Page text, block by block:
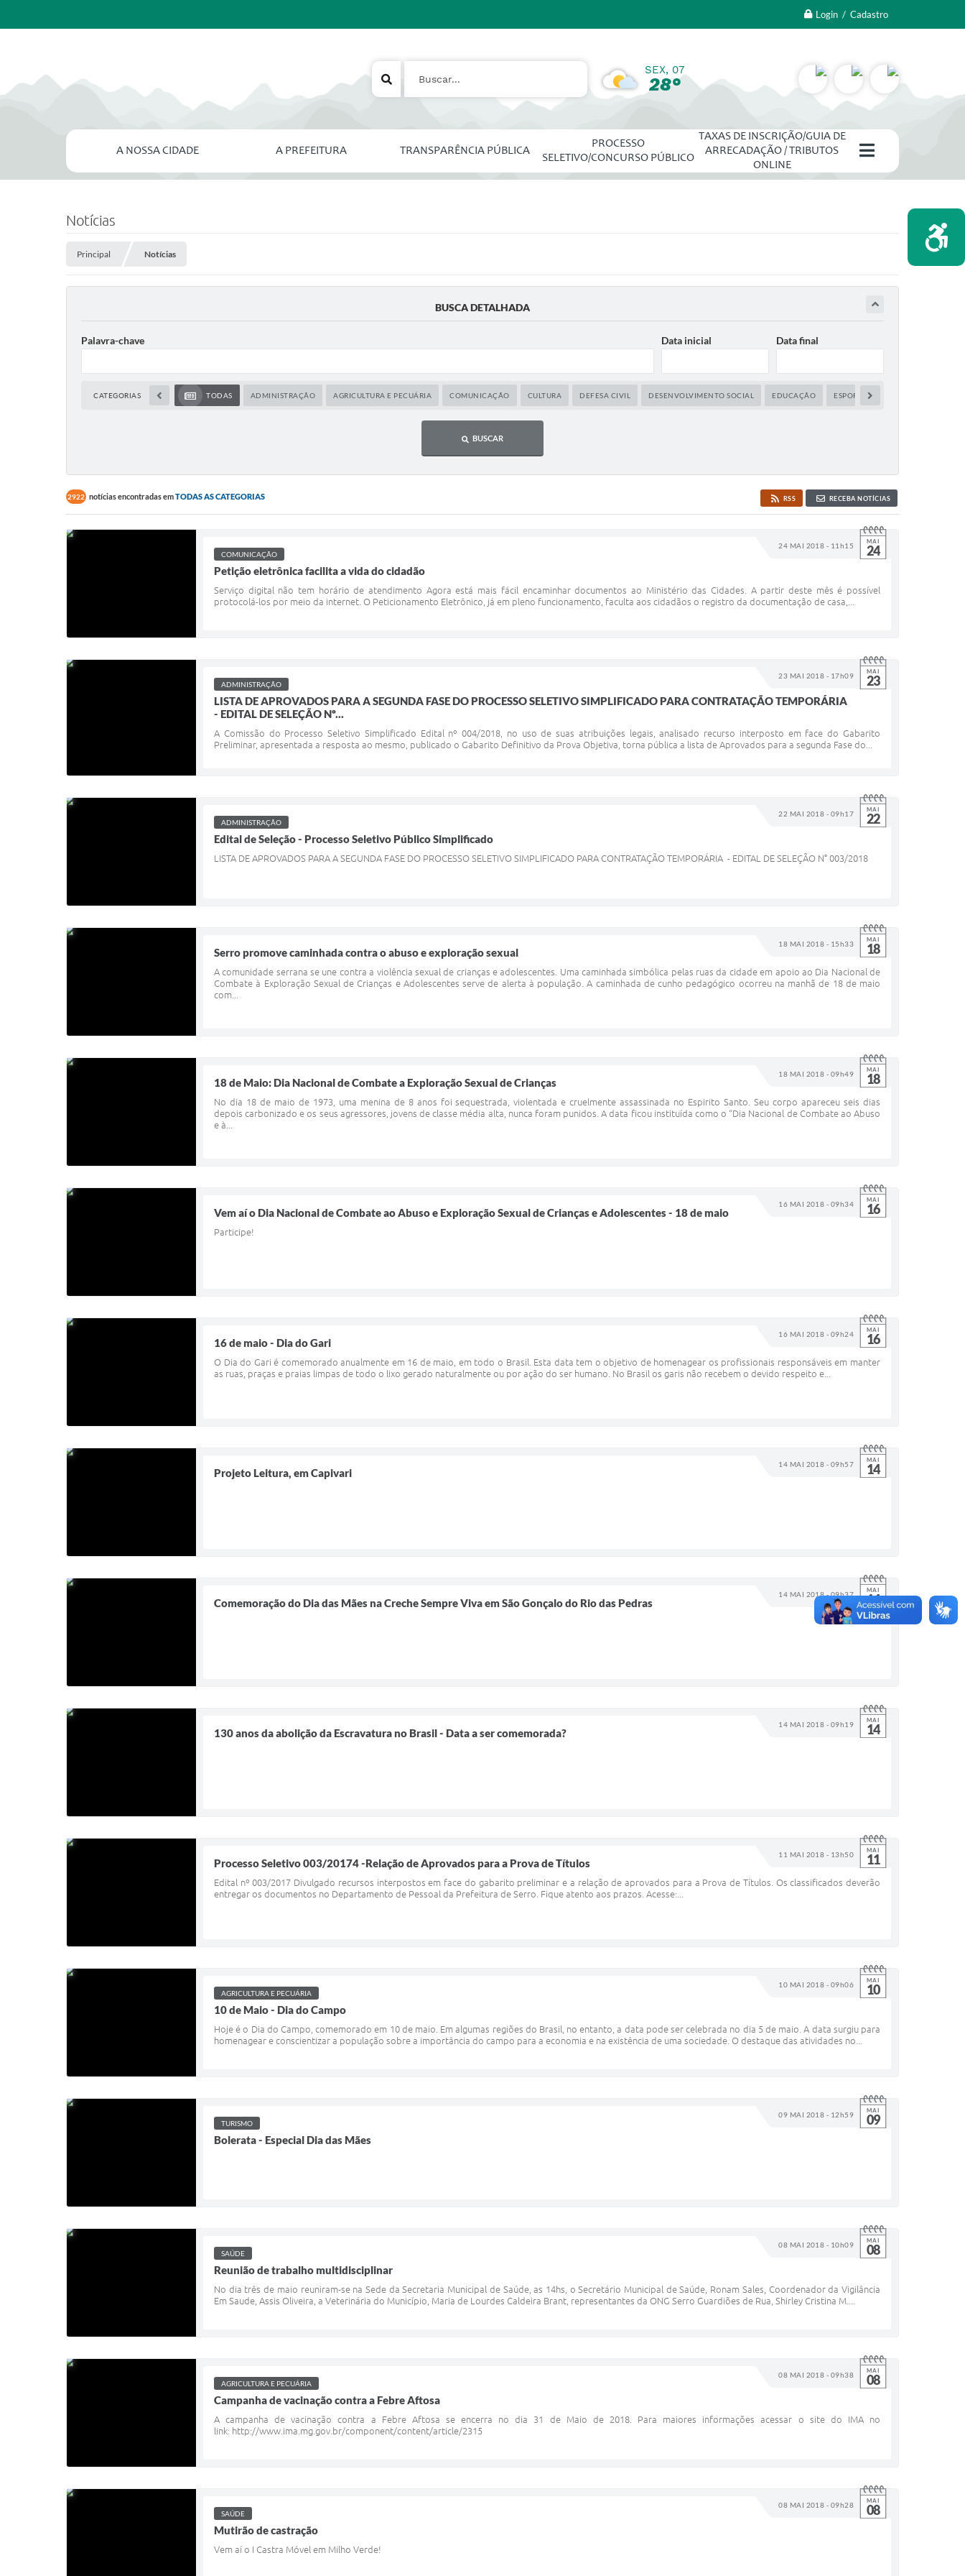
Login / Cadastro
SEX, 07
28°
A NOSSA CIDADE A PREFEITURA TRANSPARÊNCIA PÚBLICA
PROCESSO
SELETIVO/CONCURSO PÚBLICO
TAXAS DE INSCRIÇÃO/GUIA DE
ARRECADAÇÃO / TRIBUTOS
ONLINE
Notícias
Principal Notícias
BUSCA DETALHADA
Palavra-chave Data inicial Data final
CATEGORIAS TODAS ADMINISTRAÇÃO AGRICULTURA E PECUÁRIA COMUNICAÇÃO CULTURA DEFESA CIVIL DESENVOLVIMENTO SOCIAL EDUCAÇÃO ESPORTE E LAZER
BUSCAR
2922 notícias encontradas emTODAS AS CATEGORIAS RSS RECEBA NOTÍCIAS
24 MAI 2018 - 11h15 MAI
24
COMUNICAÇÃO
Petição eletrônica facilita a vida do cidadão
Serviço digital não tem horário de atendimento Agora está mais fácil encaminhar documentos ao Ministério das Cidades. A partir deste mês é possível
protocolá-los por meio da internet. O Peticionamento Eletrônico, já em pleno funcionamento, faculta aos cidadãos o registro da documentação de casa,...
23 MAI 2018 - 17h09 MAI
23
ADMINISTRAÇÃO
LISTA DE APROVADOS PARA A SEGUNDA FASE DO PROCESSO SELETIVO SIMPLIFICADO PARA CONTRATAÇÃO TEMPORÁRIA
- EDITAL DE SELEÇÃO Nº...
A Comissão do Processo Seletivo Simplificado Edital nº 004/2018, no uso de suas atribuições legais, analisado recurso interposto em face do Gabarito
Preliminar, apresentada a resposta ao mesmo, publicado o Gabarito Definitivo da Prova Objetiva, torna pública a lista de Aprovados para a segunda Fase do...
22 MAI 2018 - 09h17 MAI
22
ADMINISTRAÇÃO
Edital de Seleção - Processo Seletivo Público Simplificado
LISTA DE APROVADOS PARA A SEGUNDA FASE DO PROCESSO SELETIVO SIMPLIFICADO PARA CONTRATAÇÃO TEMPORÁRIA - EDITAL DE SELEÇÃO N° 003/2018
18 MAI 2018 - 15h33 MAI
18
Serro promove caminhada contra o abuso e exploração sexual
A comunidade serrana se une contra a violência sexual de crianças e adolescentes. Uma caminhada simbólica pelas ruas da cidade em apoio ao Dia Nacional de
Combate à Exploração Sexual de Crianças e Adolescentes serve de alerta à população. A caminhada de cunho pedagógico ocorreu na manhã de 18 de maio
com...
18 MAI 2018 - 09h49 MAI
18
18 de Maio: Dia Nacional de Combate a Exploração Sexual de Crianças
No dia 18 de maio de 1973, uma menina de 8 anos foi sequestrada, violentada e cruelmente assassinada no Espirito Santo. Seu corpo apareceu seis dias
depois carbonizado e os seus agressores, jovens de classe média alta, nunca foram punidos. A data ficou instituída como o “Dia Nacional de Combate ao Abuso
e à...
16 MAI 2018 - 09h34 MAI
16
Vem aí o Dia Nacional de Combate ao Abuso e Exploração Sexual de Crianças e Adolescentes - 18 de maio
Participe!
16 MAI 2018 - 09h24 MAI
16
16 de maio - Dia do Gari
O Dia do Gari é comemorado anualmente em 16 de maio, em todo o Brasil. Esta data tem o objetivo de homenagear os profissionais responsáveis em manter
as ruas, praças e praias limpas de todo o lixo gerado naturalmente ou por ação do ser humano. No Brasil os garis não recebem o devido respeito e...
14 MAI 2018 - 09h57 MAI
14
Projeto Leitura, em Capivari
14 MAI 2018 - 09h37 MAI
14
Comemoração do Dia das Mães na Creche Sempre Viva em São Gonçalo do Rio das Pedras
14 MAI 2018 - 09h19 MAI
14
130 anos da abolição da Escravatura no Brasil - Data a ser comemorada?
11 MAI 2018 - 13h50 MAI
11
Processo Seletivo 003/20174 -Relação de Aprovados para a Prova de Títulos
Edital nº 003/2017 Divulgado recursos interpostos em face do gabarito preliminar e a relação de aprovados para a Prova de Títulos. Os classificados deverão
entregar os documentos no Departamento de Pessoal da Prefeitura de Serro. Fique atento aos prazos. Acesse:...
10 MAI 2018 - 09h06 MAI
10
AGRICULTURA E PECUÁRIA
10 de Maio - Dia do Campo
Hoje é o Dia do Campo, comemorado em 10 de maio. Em algumas regiões do Brasil, no entanto, a data pode ser celebrada no dia 5 de maio. A data surgiu para
homenagear e conscientizar a população sobre a importância do campo para a economia e na existência de uma sociedade. O destaque das atividades no...
09 MAI 2018 - 12h59 MAI
09
TURISMO
Bolerata - Especial Dia das Mães
08 MAI 2018 - 10h09 MAI
08
SAÚDE
Reunião de trabalho multidisciplinar
No dia três de maio reuniram-se na Sede da Secretaria Municipal de Saúde, as 14hs, o Secretário Municipal de Saúde, Ronam Sales, Coordenador da Vigilância
Em Saude, Assis Oliveira, a Veterinária do Município, Maria de Lourdes Caldeira Brant, representantes da ONG Serro Guardiões de Rua, Shirley Cristina M....
08 MAI 2018 - 09h38 MAI
08
AGRICULTURA E PECUÁRIA
Campanha de vacinação contra a Febre Aftosa
A campanha de vacinação contra a Febre Aftosa se encerra no dia 31 de Maio de 2018. Para maiores informações acessar o site do IMA no
link: http://www.ima.mg.gov.br/component/content/article/2315
08 MAI 2018 - 09h28 MAI
08
SAÚDE
Mutirão de castração
Vem aí o I Castra Móvel em Milho Verde!